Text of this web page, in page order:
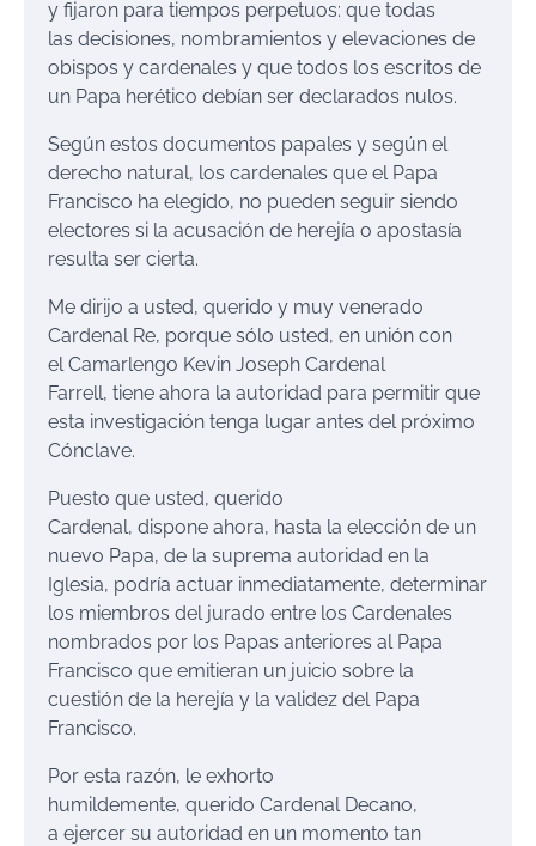
y fijaron para tiempos perpetuos: que todas
las decisiones, nombramientos y elevaciones de
obispos y cardenales y que todos los escritos de
un Papa herético debían ser declarados nulos.
Según estos documentos papales y según el
derecho natural, los cardenales que el Papa
Francisco ha elegido, no pueden seguir siendo
electores si la acusación de herejía o apostasía
resulta ser cierta.
Me dirijo a usted, querido y muy venerado
Cardenal Re, porque sólo usted, en unión con
el Camarlengo Kevin Joseph Cardenal
Farrell, tiene ahora la autoridad para permitir que
esta investigación tenga lugar antes del próximo
Cónclave.
Puesto que usted, querido
Cardenal, dispone ahora, hasta la elección de un
nuevo Papa, de la suprema autoridad en la
Iglesia, podría actuar inmediatamente, determinar
los miembros del jurado entre los Cardenales
nombrados por los Papas anteriores al Papa
Francisco que emitieran un juicio sobre la
cuestión de la herejía y la validez del Papa
Francisco.
Por esta razón, le exhorto
humildemente, querido Cardenal Decano,
a ejercer su autoridad en un momento tan